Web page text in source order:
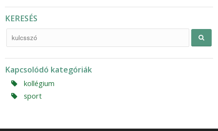
KERESÉS
Kapcsolódó kategóriák
kollégium
sport